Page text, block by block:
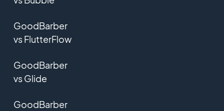
GoodBarber
vs FlutterFlow
GoodBarber
vs Glide
GoodBarber